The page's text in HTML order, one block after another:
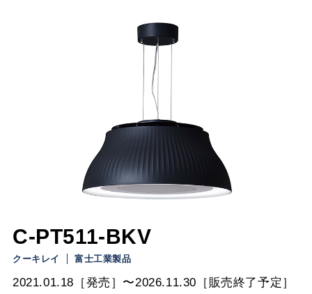
C-PT511-BKV
クーキレイ 富士工業製品
2021.01.18［発売］〜2026.11.30［販売終了予定］